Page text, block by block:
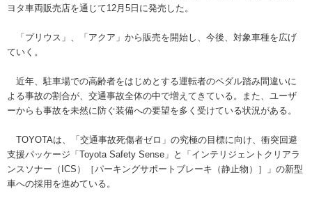
ヨタ車両販売店を通じて12月5日に発売した。
「プリウス」、「アクア」から販売を開始し、今後、対象車種を広げ
ていく。
近年、駐車場での高齢者をはじめとする運転者のペダル踏み間違いに
よる事故の割合が、交通事故全体の中で増えてきている。また、ユーザ
ーからも事故を未然に防ぐ装備への要望を多く受けている状況がある。
TOYOTAは、「交通事故死傷者ゼロ」の究極の目標に向け、衝突回避
支援パッケージ「Toyota Safety Sense」と「インテリジェントクリアラ
ンスソナー（ICS）［パーキングサポートブレーキ（静止物）］」の新型
車への採用を進めている。